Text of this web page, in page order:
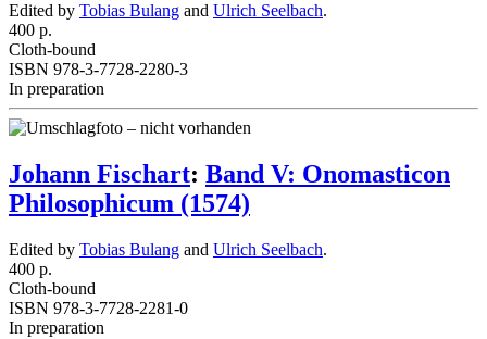
Edited by Tobias Bulang and Ulrich Seelbach.
400 p.
Cloth-bound
ISBN 978-3-7728-2280-3
In preparation
Johann Fischart: Band V: Onomasticon
Philosophicum (1574)
Edited by Tobias Bulang and Ulrich Seelbach.
400 p.
Cloth-bound
ISBN 978-3-7728-2281-0
In preparation